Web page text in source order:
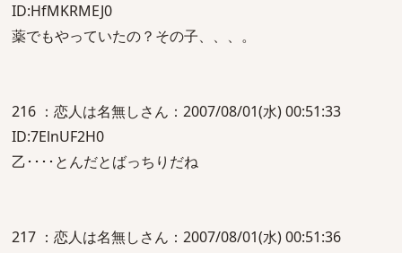
ID:HfMKRMEJ0
薬でもやっていたの？その子、、、。
216 ：恋人は名無しさん：2007/08/01(水) 00:51:33
ID:7ElnUF2H0
乙････とんだとばっちりだね
217 ：恋人は名無しさん：2007/08/01(水) 00:51:36